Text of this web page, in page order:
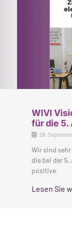
WIVI
für die 5.
26.
Wir sind sehr
die bei der 5.
positive
Lesen Sie